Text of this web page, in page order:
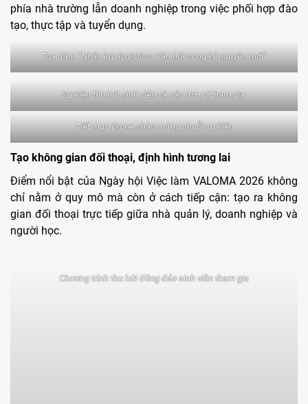
phía nhà trường lẫn doanh nghiệp trong việc phối hợp đào
tạo, thực tập và tuyển dụng.
Tọa đàm “Nhân lực logistics: Vận hội trong kỷ nguyên mới”
Sự kiện thu hút sinh viên và các đơn vị tham gia
Tiết mục Drone chào mừng chuỗi sự kiện
Tạo không gian đối thoại, định hình tương lai
Điểm nổi bật của Ngày hội Việc làm VALOMA 2026 không
chỉ nằm ở quy mô mà còn ở cách tiếp cận: tạo ra không
gian đối thoại trực tiếp giữa nhà quản lý, doanh nghiệp và
người học.
Chương trình thu hút đông đảo sinh viên tham gia